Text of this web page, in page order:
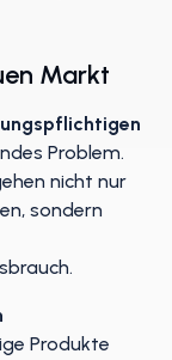
Markt
Problem.
nicht nur
sondern
Produkte